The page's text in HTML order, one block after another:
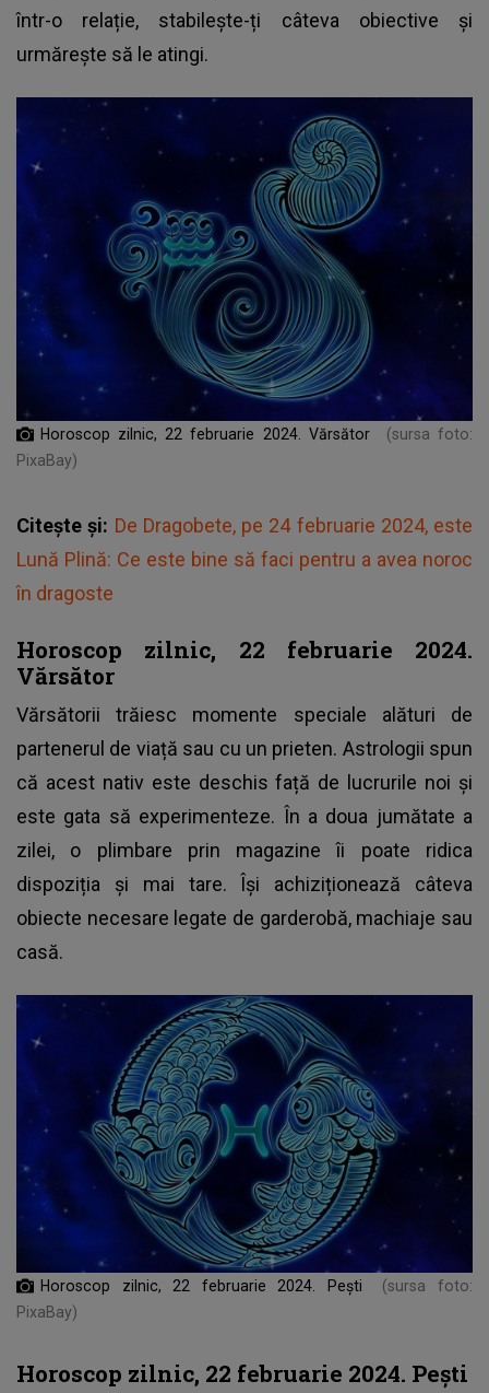
într-o relație, stabilește-ți câteva obiective și
urmărește să le atingi.
Horoscop zilnic, 22 februarie 2024. Vărsător
(sursa foto:
PixaBay)
Citește și: De Dragobete, pe 24 februarie 2024, este
Lună Plină: Ce este bine să faci pentru a avea noroc
în dragoste
Horoscop zilnic, 22 februarie 2024.
Vărsător
Vărsătorii trăiesc momente speciale alături de
partenerul de viață sau cu un prieten. Astrologii spun
că acest nativ este deschis față de lucrurile noi și
este gata să experimenteze. În a doua jumătate a
zilei, o plimbare prin magazine îi poate ridica
dispoziția și mai tare. Își achiziționează câteva
obiecte necesare legate de garderobă, machiaje sau
casă.
Horoscop zilnic, 22 februarie 2024. Pești
(sursa foto:
PixaBay)
Horoscop zilnic, 22 februarie 2024. Pești